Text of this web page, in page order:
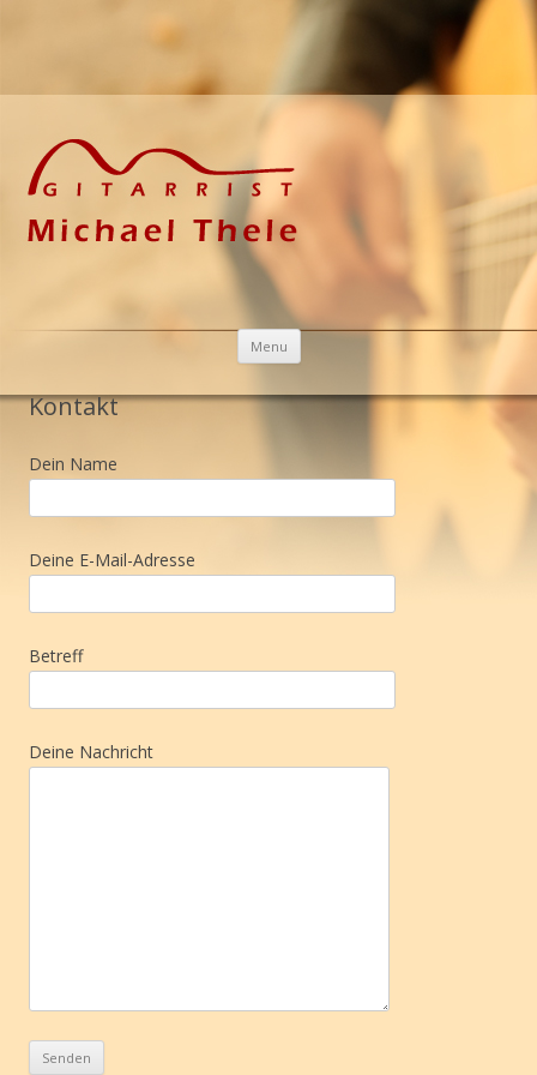
Menu Skip to content
Kontakt
Dein Name
Deine E-Mail-Adresse
Betreff
Deine Nachricht